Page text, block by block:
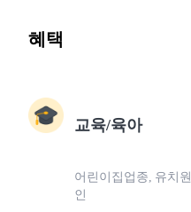
혜택
교육/육아
어린이집업종, 유치
인